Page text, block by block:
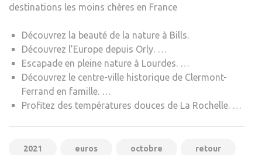
destinations les moins chères en France
Découvrez la beauté de la nature à Bills.
Découvrez l’Europe depuis Orly. …
Escapade en pleine nature à Lourdes. …
Découvrez le centre-ville historique de Clermont-
Ferrand en famille. …
Profitez des températures douces de La Rochelle. …
2021 euros octobre retour